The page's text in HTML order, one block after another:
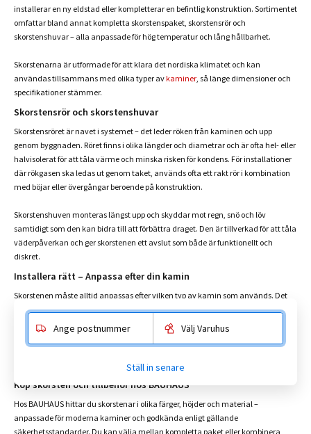
installerar en ny eldstad eller kompletterar en befintlig konstruktion. Sortimentet
omfattar bland annat kompletta skorstenspaket, skorstensrör och
skorstenshuvar – alla anpassade för hög temperatur och lång hållbarhet.
Skorstenarna är utformade för att klara det nordiska klimatet och kan
användas tillsammans med olika typer avkaminer, så länge dimensioner och
specifikationer stämmer.
Skorstensrör och skorstenshuvar
Skorstensröret är navet i systemet – det leder röken från kaminen och upp
genom byggnaden. Röret finns i olika längder och diametrar och är ofta hel- eller
halvisolerat för att tåla värme och minska risken för kondens. För installationer
där rökgasen ska ledas ut genom taket, används ofta ett rakt rör i kombination
med böjar eller övergångar beroende på konstruktion.
Skorstenshuven monteras längst upp och skyddar mot regn, snö och löv
samtidigt som den kan bidra till att förbättra draget. Den är tillverkad för att tåla
väderpåverkan och ger skorstenen ett avslut som både är funktionellt och
diskret.
Installera rätt – Anpassa efter din kamin
Skorstenen måste alltid anpassas efter vilken typ av kamin som används. Det
gäller både diameter, material och hur skorstenen leds ut ur byggnaden. I
många fall finns det fördefinierade grundpaket som passar
standardinstallationer, men det går också att bygga ut systemet med lösa
och övergångskopplingar för att möta olika installationskrav.
Köp skorsten och tillbehör hos BAUHAUS
Hos BAUHAUS hittar du skorstenar i olika färger, höjder och material –
anpassade för moderna kaminer och godkända enligt gällande
säkerhetsstandarder. Du kan välja mellan kompletta paket eller kombinera
Ange postnummer Välj Varuhus
Ställ in senare